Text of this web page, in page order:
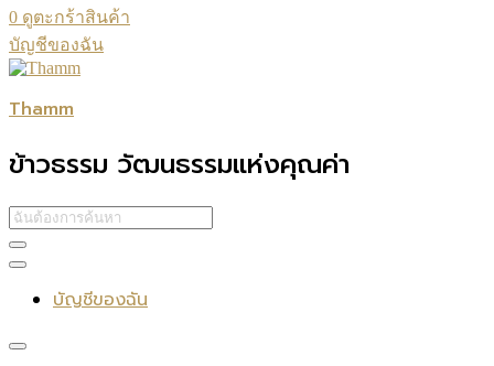
0 ดูตะกร้าสินค้า
บัญชีของฉัน
Thamm
ข้าวธรรม วัฒนธรรมแห่งคุณค่า
บัญชีของฉัน